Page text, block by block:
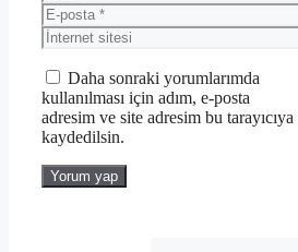
E-
posta
İnternet
sitesi
Daha sonraki yorumlarımda
kullanılması için adım, e-posta
adresim ve site adresim bu tarayıcıya
kaydedilsin.